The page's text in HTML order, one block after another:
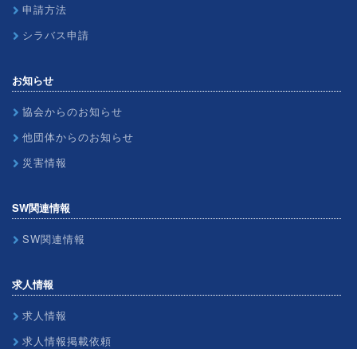
申請方法
シラバス申請
お知らせ
協会からのお知らせ
他団体からのお知らせ
災害情報
SW関連情報
SW関連情報
求人情報
求人情報
求人情報掲載依頼